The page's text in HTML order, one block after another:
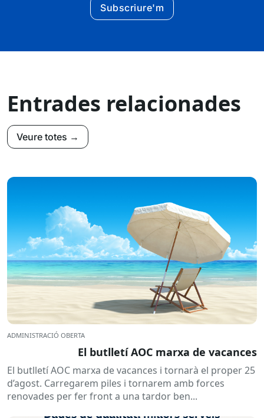
Subscriure'm
Entrades relacionades
Veure totes →
ADMINISTRACIÓ OBERTA
El butlletí AOC marxa de vacances
El butlletí AOC marxa de vacances i tornarà el proper 25
d’agost. Carregarem piles i tornarem amb forces
renovades per fer front a una tardor ben...